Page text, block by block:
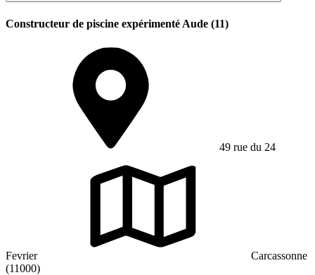
Constructeur de piscine expérimenté Aude (11)
49 rue du 24
Fevrier
Carcassonne
(11000)